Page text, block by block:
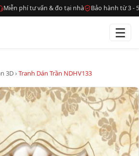
Miễn phí tư vấn & đo tại nhà Bảo hành từ 3 -
☰
3D›Tranh Dán Trần NDHV133